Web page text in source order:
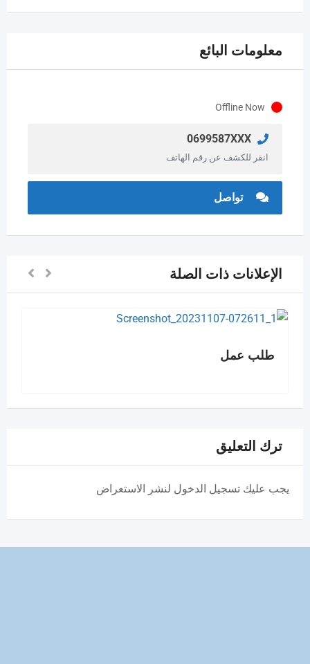
معلومات البائع
Offline Now
0699587XXX
انقر للكشف عن رقم الهاتف
تواصل
الإعلانات ذات الصلة
طلب عمل
ترك التعليق
يجب عليك تسجيل الدخول لنشر الاستعراض